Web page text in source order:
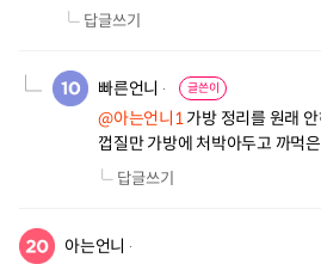
답글쓰기
빠른언니 글쓴이
@아는언니1 가방 정리를 원래
껍질만 가방에 처박아두고 까먹
답글쓰기
아는언니